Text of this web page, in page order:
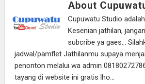
About
Cupuwatu Studio
Kesenian jathilan,
subcribe ya gaes...
jadwal/pamflet Jathilanmu supaya
penonton melalui wa admin
tayang di website ini gratis lho...